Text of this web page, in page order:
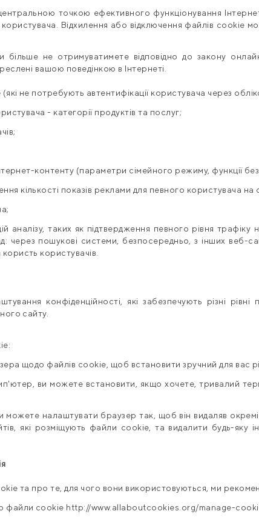
точкою ефективного функціонування
Відхилення або відключення файлів cookie
більше не отримуватимете відповідно до закону
вашою поведінкою в Інтернеті.
не потребують автентифікації користувача через
- категорії продуктів та послуг;
контенту (параметри сімейного режиму, функції
кількості показів реклами для певного користувача на
аналізу, таких як підтвердження певного рівня
через пошукові системи, безпосередньо, з інших веб-
користувачів.
конфіденційності, які забезпечують різні
сайту.
щодо файлів cookie, щоб встановити зручний для вас
ви можете встановити, якщо хочете, тривалий
налаштувати браузер так, щоб він видаляв
які розміщують файли cookie, та видалити будь-яку
та про те, для чого вони використовуються, ми
файли cookie http://www.allaboutcookies.org/manage-